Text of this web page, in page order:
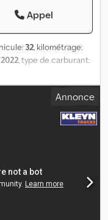
Appel
32, kilométrage:
, type de carburant:
de construction:
de fabrication : 2022
Cabine couchette Boîte
à gaz Van Hool Type :
Annonce